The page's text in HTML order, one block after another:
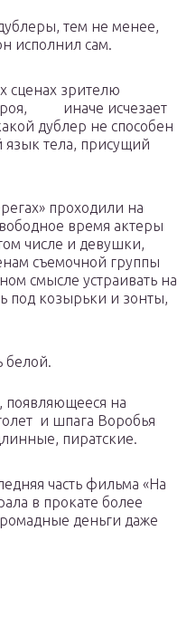
тем не менее,
исполнил сам.
сценах зрителю
иначе исчезает
дублер не способен
тела, присущий
проходили на
время актеры
числе и девушки,
съемочной группы
смысле устраивать на
под козырьки и зонты,
белой.
появляющееся на
и шпага Воробья
пиратские.
часть фильма «На
в прокате более
деньги даже